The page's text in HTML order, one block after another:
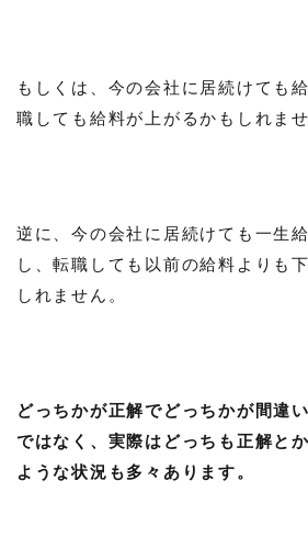
もしくは、今の会社に居続けても
職しても給料が上がるかもしれませ
逆に、今の会社に居続けても一生
し、転職しても以前の給料よりも
しれません。
どっちかが正解でどっちかが間違
ではなく、実際はどっちも正解と
ような状況も多々あります。